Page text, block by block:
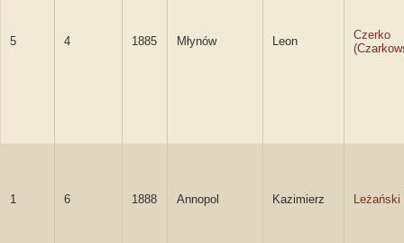
5 4 1885 Młynów Leon
Czerko
1 6 1888 Annopol Kazimierz Leżański